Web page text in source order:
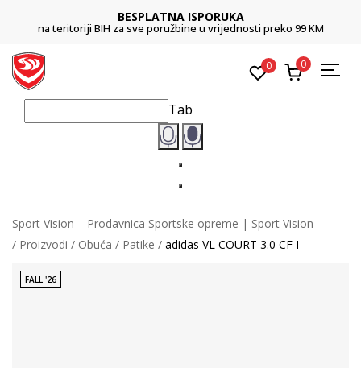
BESPLATNA ISPORUKA
na teritoriji BIH za sve poružbine u vrijednosti preko 99 KM
0 0
Tab
Sport Vision – Prodavnica Sportske opreme | Sport Vision
Proizvodi
Obuća Patike adidas VL COURT 3.0 CF I
FALL '26